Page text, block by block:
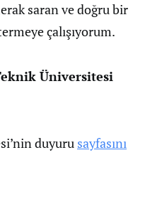
saran ve doğru bir
çalışıyorum.
Üniversitesi
duyuru sayfasını